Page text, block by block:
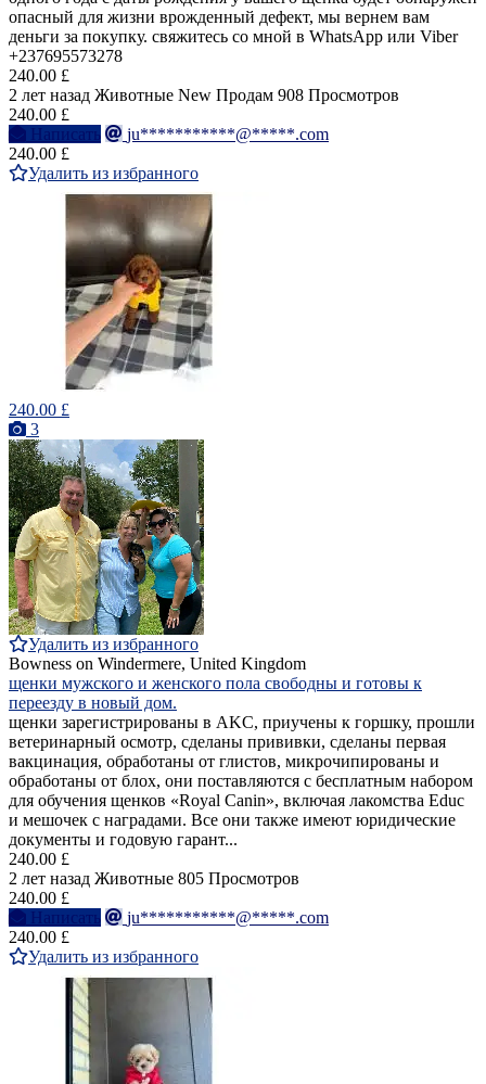
опасный для жизни врожденный дефект, мы вернем вам
деньги за покупку. свяжитесь со мной в WhatsApp или Viber
+237695573278
240.00 £
2 лет назад Животные New Продам 908 Просмотров
240.00 £
Написать
ju***********@*****.com
240.00 £
Удалить из избранного
240.00 £
3
Удалить из избранного
Bowness on Windermere, United Kingdom
щенки мужского и женского пола свободны и готовы к
переезду в новый дом.
щенки зарегистрированы в AKC, приучены к горшку, прошли
ветеринарный осмотр, сделаны прививки, сделаны первая
вакцинация, обработаны от глистов, микрочипированы и
обработаны от блох, они поставляются с бесплатным набором
для обучения щенков «Royal Canin», включая лакомства Educ
и мешочек с наградами. Все они также имеют юридические
документы и годовую гарант...
240.00 £
2 лет назад Животные 805 Просмотров
240.00 £
Написать
ju***********@*****.com
240.00 £
Удалить из избранного